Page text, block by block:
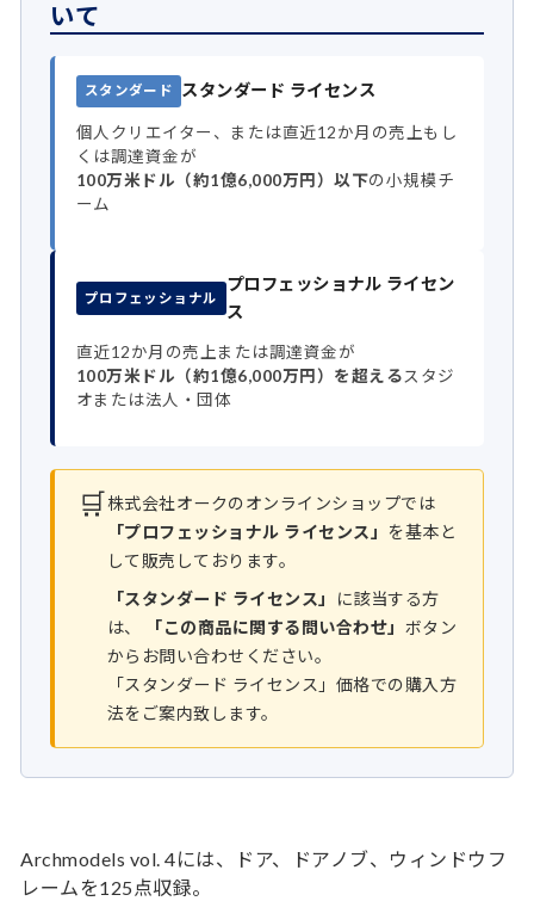
いて
スタンダード スタンダード ライセンス
個人クリエイター、または直近12か月の売上もし
くは調達資金が
100万米ドル（約1億6,000万円）以下の小規模チ
ーム
プロフェッショナル
プロフェッショナル ライセン
ス
直近12か月の売上または調達資金が
100万米ドル（約1億6,000万円）を超えるスタジ
オまたは法人・団体
🛒株式会社オークのオンラインショップでは
「プロフェッショナル ライセンス」 を基本と
して販売しております。
「スタンダード ライセンス」
に該当する方
は、
「この商品に関する問い合わせ」 ボタン
からお問い合わせください。
「スタンダード ライセンス」価格での購入方
法をご案内致します。
Archmodels vol. 4には、ドア、ドアノブ、ウィンドウフ
レームを125点収録。